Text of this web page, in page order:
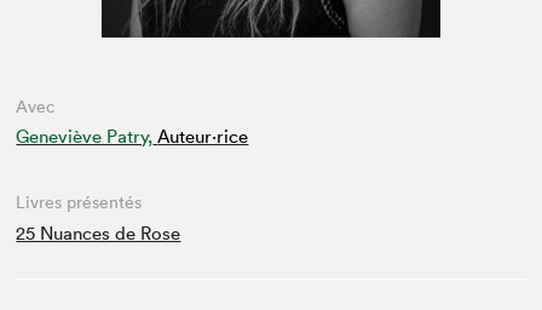
Avec
Geneviève Patry, Auteur·rice
Livres présentés
25 Nuances de Rose